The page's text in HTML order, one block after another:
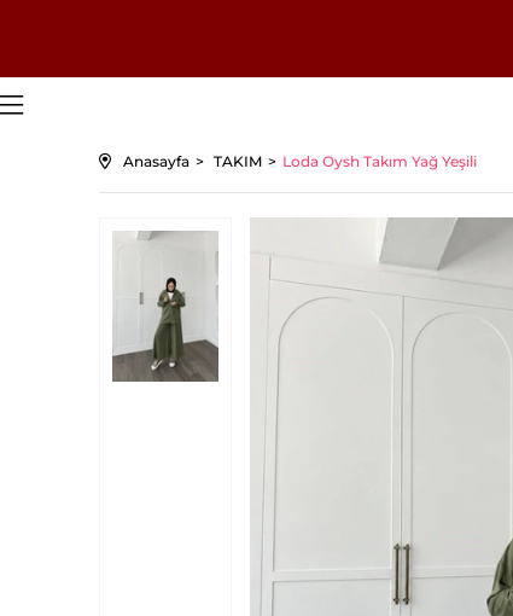
Anasayfa TAKIM Loda Oysh Takım Yağ Yeşili